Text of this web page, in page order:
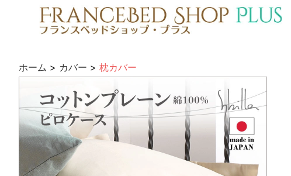
ホーム > カバー > 枕カバー